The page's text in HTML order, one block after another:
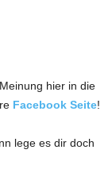
hier in die
Facebook Seite!
lege es dir doch